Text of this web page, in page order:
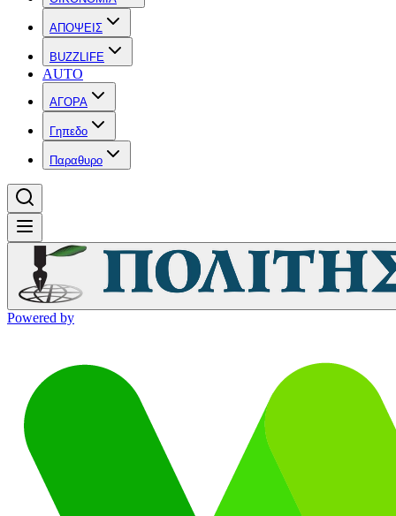
ΑΠΟΨΕΙΣ
BUZZLIFE
AUTO
ΑΓΟΡΑ
Γηπεδο
Παραθυρο
Powered by